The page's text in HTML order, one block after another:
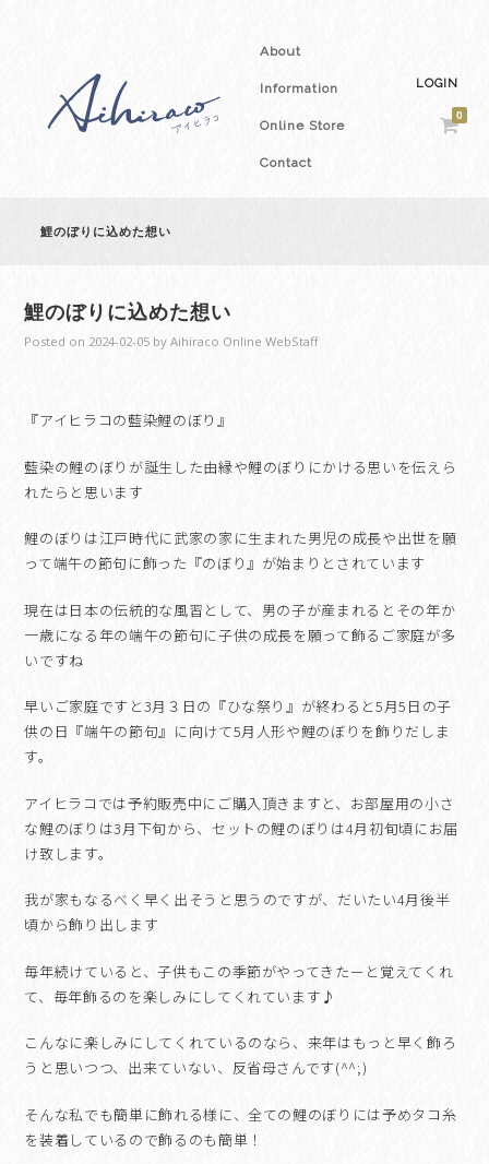
About
Information
Online Store
Contact
LOGIN
0
鯉のぼりに込めた想い
鯉のぼりに込めた想い
Posted on 2024-02-05 byAihiraco Online WebStaff
『アイヒラコの藍染鯉のぼり』
藍染の鯉のぼりが誕生した由縁や鯉のぼりにかける思いを伝えら
れたらと思います
鯉のぼりは江戸時代に武家の家に生まれた男児の成長や出世を願
って端午の節句に飾った『のぼり』が始まりとされています
現在は日本の伝統的な風習として、男の子が産まれるとその年か
一歳になる年の端午の節句に子供の成長を願って飾るご家庭が多
いですね
早いご家庭ですと3月３日の『ひな祭り』が終わると5月5日の子
供の日『端午の節句』に向けて5月人形や鯉のぼりを飾りだしま
す。
アイヒラコでは予約販売中にご購入頂きますと、お部屋用の小さ
な鯉のぼりは3月下旬から、セットの鯉のぼりは4月初旬頃にお届
け致します。
我が家もなるべく早く出そうと思うのですが、だいたい4月後半
頃から飾り出します
毎年続けていると、子供もこの季節がやってきたーと覚えてくれ
て、毎年飾るのを楽しみにしてくれています♪
こんなに楽しみにしてくれているのなら、来年はもっと早く飾ろ
うと思いつつ、出来ていない、反省母さんです(^^;)
そんな私でも簡単に飾れる様に、全ての鯉のぼりには予めタコ糸
を装着しているので飾るのも簡単！